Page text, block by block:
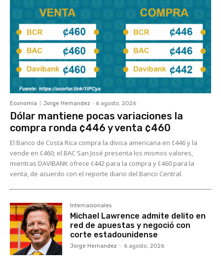
Economía Jorge Hernandez - 6 agosto, 2026
Dólar mantiene pocas variaciones la
compra ronda ¢446 y venta ¢460
El Banco de Costa Rica compra la divisa americana en ¢446 y la
vende en ¢460; el BAC San José presenta los mismos valores,
mientras DAVIBANK ofrece ¢442 para la compra y ¢460 para la
venta, de acuerdo con el reporte diario del Banco Central.
Internacionales
Michael Lawrence admite delito en
red de apuestas y negoció con
corte estadounidense
Jorge Hernandez - 6 agosto, 2026